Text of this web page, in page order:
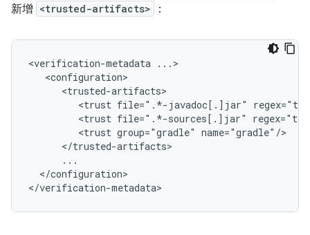
新增 <trusted-artifacts> ：
<verification-metadata
<trust file=".*-javadoc[.]jar"
<trust file=".*-sources[.]jar"
<trust group="gradle"
</configuration>